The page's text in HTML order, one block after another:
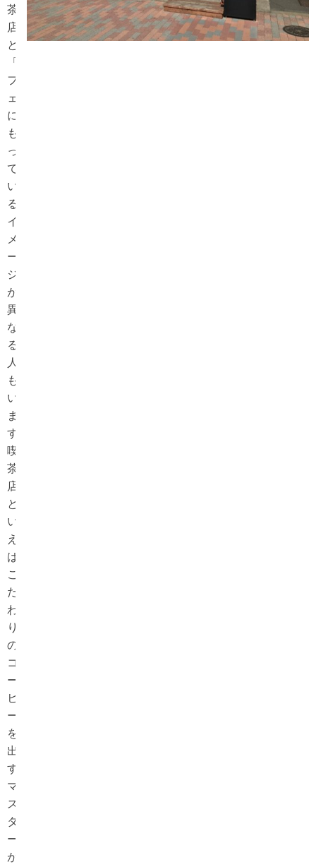
茶
店」
と
「カ
フ
ェ」
に
も
っ
て
い
る
イ
メ
ー
ジ
が
異
な
る
人
も
い
ま
す。
喫
茶
店
と
い
え
ば、
こ
だ
わ
り
の
コ
ー
ヒ
ー
を
出
す
マ
ス
タ
ー
が